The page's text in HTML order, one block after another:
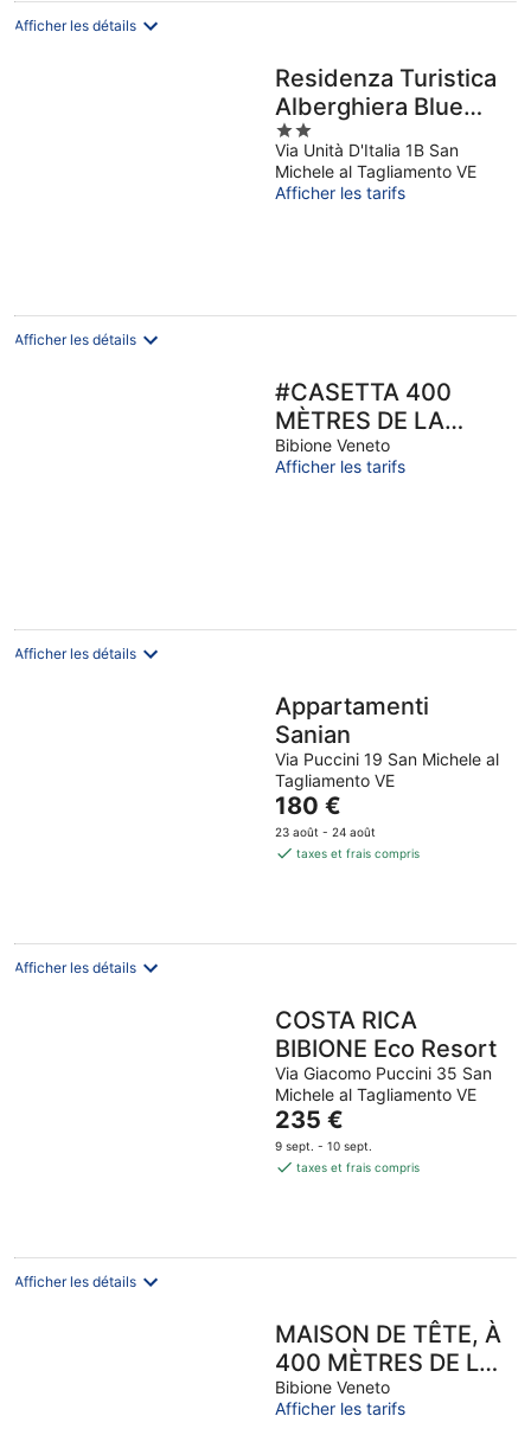
Afficher les détails
Residenza Turistica
Alberghiera Blue
Marine
2
out
of
5
Via Unità D'Italia 1B San
Michele al Tagliamento VE
Afficher les tarifs
Afficher les détails
#CASETTA 400
MÈTRES DE LA
PLAGE TERME
TERME AVEC
Bibione Veneto
Afficher les tarifs
Afficher les détails
Appartamenti
Sanian
Via Puccini 19 San Michele al
Tagliamento VE
Le
prix
est
nuit
180 €
23 août - 24 août
taxes et frais compris
Afficher les détails
COSTA RICA
BIBIONE Eco Resort
Via Giacomo Puccini 35 San
Michele al Tagliamento VE
Le
prix
est
nuit
235 €
9 sept. - 10 sept.
taxes et frais compris
Afficher les détails
MAISON DE TÊTE, À
400 MÈTRES DE LA
PLAGE, AVEC
PISCINE
Bibione Veneto
Afficher les tarifs